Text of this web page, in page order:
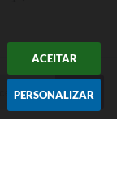
ACEITAR
PERSONALIZAR